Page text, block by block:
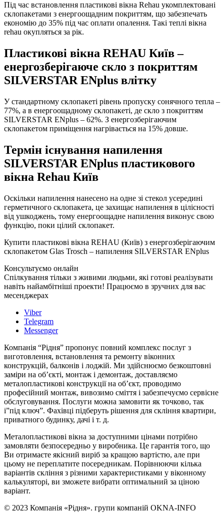
Під час встановлення пластикові вікна Rehau укомплектовані
склопакетами з енергоощадним покриттям, що забезпечать
економію до 35% під час оплати опалення. Такі теплі вікна
rehau окупляться за рік.
Пластикові вікна REHAU Київ –
енергозберігаюче скло з покриттям
SILVERSTAR ENplus влітку
У стандартному склопакеті рівень пропуску сонячного тепла –
77%, а в енергоощадному склопакеті, де скло з покриттям
SILVERSTAR ENplus – 62%. З енергозберігаючим
склопакетом приміщення нагрівається на 15% довше.
Термін існування напилення
SILVERSTAR ENplus пластикового
вікна Rehau Київ
Оскільки напилення нанесено на одне зі стекол усередині
герметичного склопакета, це захищає напилення в цілісності
від ушкоджень, тому енергоощадне напилення виконує свою
функцію, поки цілий склопакет.
Купити пластикові вікна REHAU (Київ) з енергозберігаючим
склопакетом Glas Trosch – напилення SILVERSTAR ENplus
Консультуємо онлайн
Спілкування тільки з живими людьми, які готові реалізувати
навіть найамбітніші проекти! Працюємо в зручних для вас
месенджерах
Viber
Telegram
Messenger
Компанія “Рідня” пропонує повний комплекс послуг з
виготовлення, встановлення та ремонту віконних
конструкцій, балконів і лоджій. Ми здійснюємо безкоштовні
заміри на об’єкті, монтаж і демонтаж, доставляємо
металопластикові конструкції на об’єкт, проводимо
професійний монтаж, вивозимо сміття і забезпечуємо сервісне
обслуговування. Послуги можна замовити як точково, так
і”під ключ”. Фахівці підберуть рішення для скління квартири,
приватного будинку, дачі і т. д.
Металопластикові вікна за доступними цінами потрібно
замовляти безпосередньо у виробника. Це гарантія того, що
Ви отримаєте якісний виріб за кращою вартістю, але при
цьому не переплатите посередникам. Порівнюючи кілька
варіантів скління з різними характеристиками у віконному
калькуляторі, ви зможете вибрати оптимальний за ціною
варіант.
© 2023 Компанія «Рідня». групи компаній OKNA-INFO